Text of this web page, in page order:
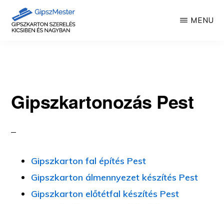
MENU
Gipszkartonozás Pest
Gipszkarton fal építés Pest
Gipszkarton álmennyezet készítés Pest
Gipszkarton előtétfal készítés Pest